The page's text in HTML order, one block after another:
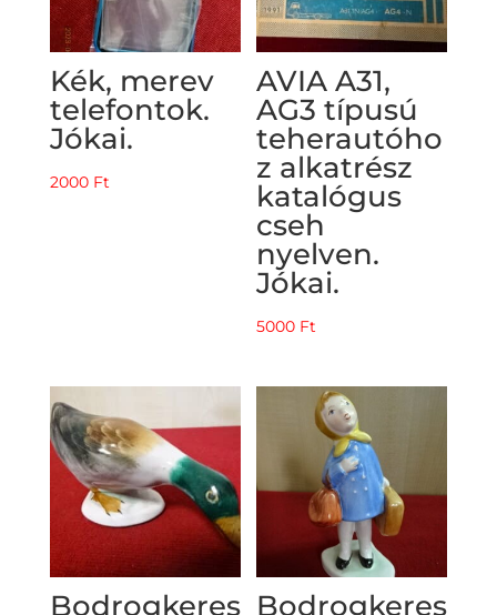
Kék, merev
telefontok.
Jókai.
2000 Ft
AVIA A31,
AG3 típusú
teherautóho
z alkatrész
katalógus
cseh
nyelven.
Jókai.
5000 Ft
Bodrogkeres Bodrogkeres